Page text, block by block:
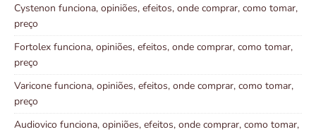
Cystenon funciona, opiniões, efeitos, onde comprar, como tomar,
preço
Fortolex funciona, opiniões, efeitos, onde comprar, como tomar,
preço
Varicone funciona, opiniões, efeitos, onde comprar, como tomar,
preço
Audiovico funciona, opiniões, efeitos, onde comprar, como tomar,